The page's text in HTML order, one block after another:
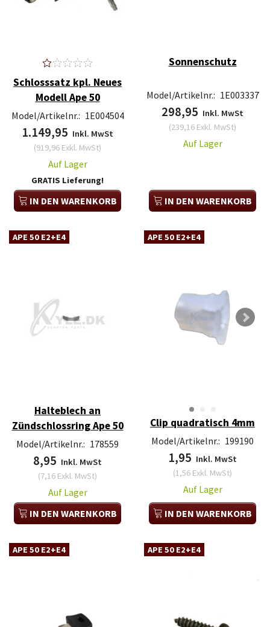
Schlosssatz kpl. Neues
Modell Ape 50
Model/Artikelnr.: 1E004504
1.149,95 Inkl. MwSt
(919,96 Exkl. MwSt)
Auf Lager
GRATIS Lieferung!
IN DEN WARENKORB
Sonnenschutz
Model/Artikelnr.: 1E003337
298,95 Inkl. MwSt
(239,16 Exkl. MwSt)
Auf Lager
IN DEN WARENKORB
APE 50 E2+E4
Halteblech an
Zündschlossring Ape 50
Model/Artikelnr.: 178559
8,95 Inkl. MwSt
(7,16 Exkl. MwSt)
Auf Lager
IN DEN WARENKORB
APE 50 E2+E4
Clip quadratisch 4mm
Model/Artikelnr.: 199190
1,95 Inkl. MwSt
(1,56 Exkl. MwSt)
Auf Lager
IN DEN WARENKORB
APE 50 E2+E4 APE 50 E2+E4